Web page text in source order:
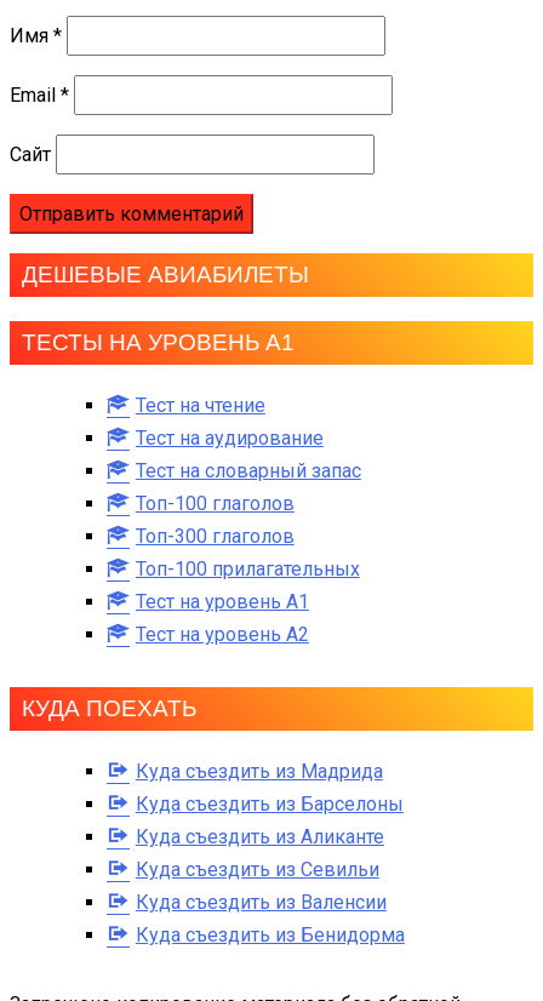
Имя *
Email *
Сайт
ДЕШЕВЫЕ АВИАБИЛЕТЫ
ТЕСТЫ НА УРОВЕНЬ А1
Тест на чтение
Тест на аудирование
Тест на словарный запас
Топ-100 глаголов
Топ-300 глаголов
Топ-100 прилагательных
Тест на уровень A1
Тест на уровень A2
КУДА ПОЕХАТЬ
Куда съездить из Мадрида
Куда съездить из Барселоны
Куда съездить из Аликанте
Куда съездить из Севильи
Куда съездить из Валенсии
Куда съездить из Бенидорма